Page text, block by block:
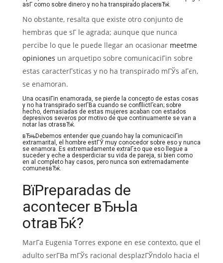
asГ­ como sobre dinero y no ha transpirado placerвЂќ.
No obstante, resalta que existe otro conjunto de
hembras que sГ­ le agrada; aunque que nunca
percibe lo que le puede llegar an ocasionar meetme
opiniones un arquetipo sobre comunicaciГіn sobre
estas caracterГ­sticas y no ha transpirado mГЎs aГєn,
se enamoran.
Una ocasiГіn enamorada, se pierde la concepto de estas cosas
y no ha transpirado serГ­В­a cuando se confllictГєan; sobre
hecho, demasiadas de estas mujeres acaban con estados
depresivos severos por motivo de que continuamente se van a
notar las otrasвЂќ.
вЂњDebemos entender que cuando hay la comunicaciГіn
extramarital, el hombre estГЎ muy conocedor sobre eso y nunca
se enamora. Es extremadamente extraГ±o que eso llegue a
suceder y eche a desperdiciar su vida de pareja, si bien como
en al completo hay casos, pero nunca son extremadamente
comunesвЂќ.
ВїPreparadas de
acontecer вЂњla
otraвЂќ?
MarГ­a Eugenia Torres expone en ese contexto, que el
adulto serГ­В­a mГЎs racional desplazГЎndolo hacia el